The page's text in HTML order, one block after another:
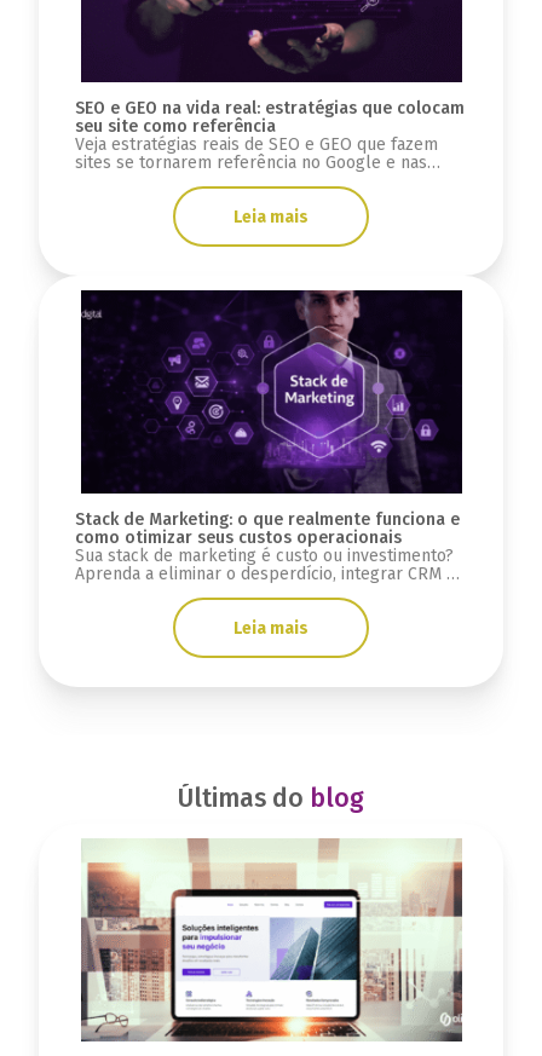
SEO e GEO na vida real: estratégias que colocam
seu site como referência
Veja estratégias reais de SEO e GEO que fazem
sites se tornarem referência no Google e nas
Leia mais
Stack de Marketing: o que realmente funciona e
como otimizar seus custos operacionais
Sua stack de marketing é custo ou investimento?
Aprenda a eliminar o desperdício, integrar CRM e
Leia mais
Últimas do blog